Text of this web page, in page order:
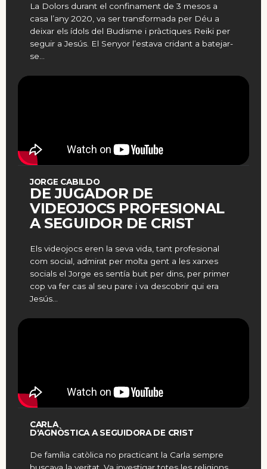
La Dolors durant el confinament de 3 mesos a
casa l’any 2020, va ser transformada per Déu a
deixar els ídols del Budisme i pràctiques Reiki per
seguir a Jesús. El Senyor l’estava cridant a batejar-
se…
JORGE CABILDO
DE JUGADOR DE
VIDEOJOCS PROFESIONAL
A SEGUIDOR DE CRIST
Els videojocs eren la seva vida, tant profesional
com social, admirat per molta gent a les xarxes
socials el Jorge es sentía buit per dins, per primer
cop va fer cas al seu pare i va descobrir qui era
Jesús…
CARLA
D'AGNÒSTICA A SEGUIDORA DE CRIST
De família catòlica no practicant la Carla sempre